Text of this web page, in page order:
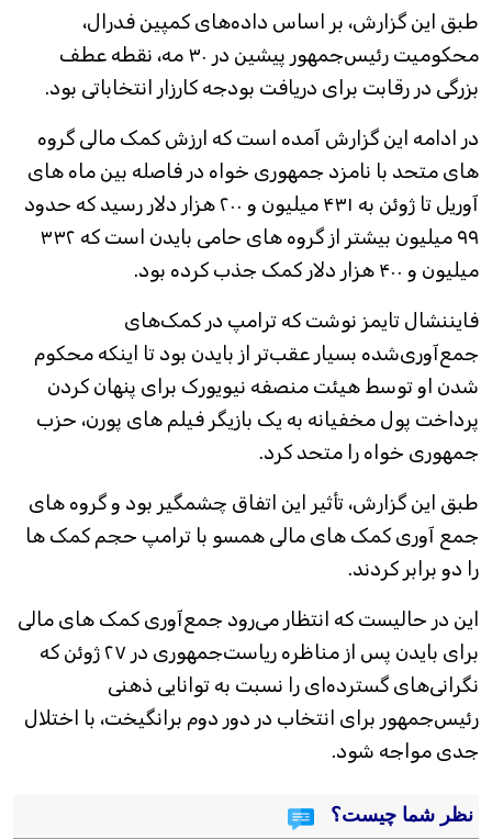
طبق این گزارش، بر اساس داده‌های کمپین فدرال،
محکومیت رئیس‌جمهور پیشین در ۳۰ مه، نقطه عطف
بزرگی در رقابت برای دریافت بودجه کارزار انتخاباتی بود.
در ادامه این گزارش آمده است که ارزش کمک مالی گروه
های متحد با نامزد جمهوری خواه در فاصله بین ماه های
آوریل تا ژوئن به ۴۳۱ میلیون و ۲۰۰ هزار دلار رسید که حدود
۹۹ میلیون بیشتر از گروه های حامی بایدن است که ۳۳۲
میلیون و ۴۰۰ هزار دلار کمک جذب کرده بود.
فایننشال تایمز نوشت که ترامپ در کمک‌های
جمع‌آوری‌شده بسیار عقب‌تر از بایدن بود تا اینکه محکوم
شدن او توسط هیئت منصفه نیویورک برای پنهان کردن
پرداخت پول مخفیانه به یک بازیگر فیلم های پورن، حزب
جمهوری خواه را متحد کرد.
طبق این گزارش، تأثیر این اتفاق چشمگیر بود و گروه های
جمع آوری کمک های مالی همسو با ترامپ حجم کمک ها
را دو برابر کردند.
این در حالیست که انتظار می‌رود جمع‌آوری کمک های مالی
برای بایدن پس از مناظره ریاست‌جمهوری در ۲۷ ژوئن که
نگرانی‌های گسترده‌ای را نسبت به توانایی ذهنی
رئیس‌جمهور برای انتخاب در دور دوم برانگیخت، با اختلال
جدی مواجه شود.
نظر شما چیست؟